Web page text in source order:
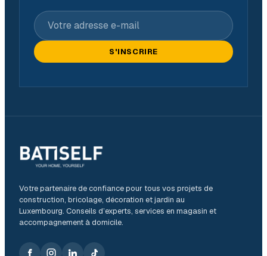
Votre adresse e-mail
S'INSCRIRE
Votre partenaire de confiance pour tous vos projets de
construction, bricolage, décoration et jardin au
Luxembourg. Conseils d’experts, services en magasin et
accompagnement à domicile.